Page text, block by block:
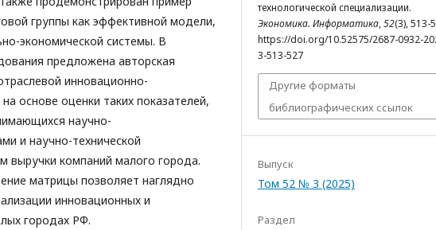
группы как эффективной модели,
экономической системы. В
предложена авторская
инновационно-
основе оценки таких показателей,
научно-
и научно-технической
выручки компаний малого города.
матрицы позволяет наглядно
инновационных и
городах РФ.
технологической специализации.
Экономика. Информатика,52(3), 513-
https://doi.org/10.52575/2687-0932-
3-513-527
Другие форматы
библиографических ссылок
Выпуск
Том 52 № 3 (2025)
Раздел